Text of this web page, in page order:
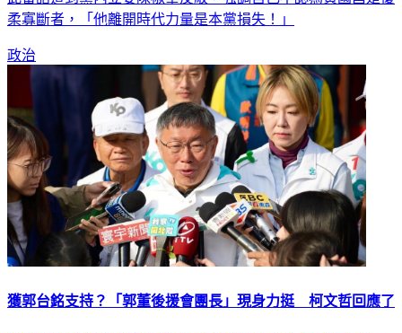
柔寡斷者，「他離開時代力量是本黨損失！」
政治
獲郭台銘支持？「郭董後援會團長」現身力挺 柯文哲回應了